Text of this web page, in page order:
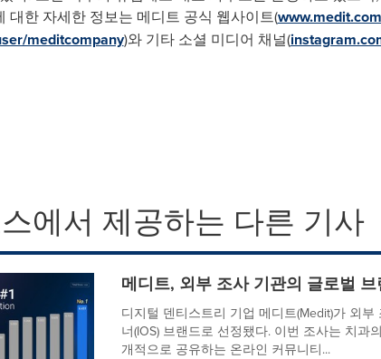
대한 자세한 정보는 메디트 공식 웹사이트(www.medit.com
meditcompany)와 기타 소셜 미디어 채널(
에서 제공하는 다른 기사
메디트, 외부 조사 기관의 글로벌
디지털 덴티스트리 기업 메디트(Medit)가 외
너(IOS) 브랜드로 선정됐다. 이번 조사는 치
개적으로 공유하는 온라인 커뮤니티...